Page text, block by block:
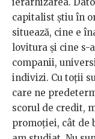
ierarhizarea.
capitalist știu în
situează, cine e
lovitura și cine s-
companii,
indivizi. Cu toții
care ne
scorul de credit,
promoției, cât de